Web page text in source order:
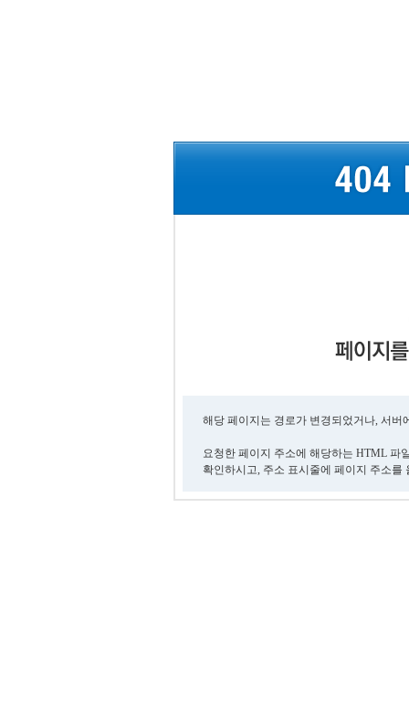
해당 페이지는 경로가 변경되었거나, 서
요청한 페이지 주소에 해당하는 HTML 파
확인하시고, 주소 표시줄에 페이지 주소